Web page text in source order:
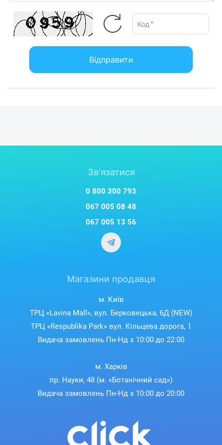
Характеристики та комплектація товару можуть змінюватися
виробником без повідомлення.
Код *
Відправити
Зв'язатися
0 800 300 793
067 005 08 48
067 005 13 56
Магазини продавця
м. Київ
ТРЦ «Lavina Mall», вул. Берковецька, 6Д (NEW)
ТРЦ «Respublika Park» вул. Кільцева дорога, 1
Видача замовлень Пн-Нд з 10:00 до 22:00
м. Харків
пр. Науки, 48 (м. «Ботанічний сад»)
Видача замовлень Пн-Нд з 10:00 до 20:00